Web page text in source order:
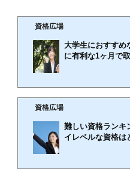
資格広場
大学生におすすめ
に有利な1ヶ月で
こうと考えている方は多いのではないでしょ
を15個ご紹介します。一口に資格と言っても
自分の入りたい会社に合った資格を見つけて
進み様々な分野の企業で大学生の英語能力が
限らず普段から英語を話す機会が増えてきた
資格広場
難しい資格ランキ
イレベルな資格は